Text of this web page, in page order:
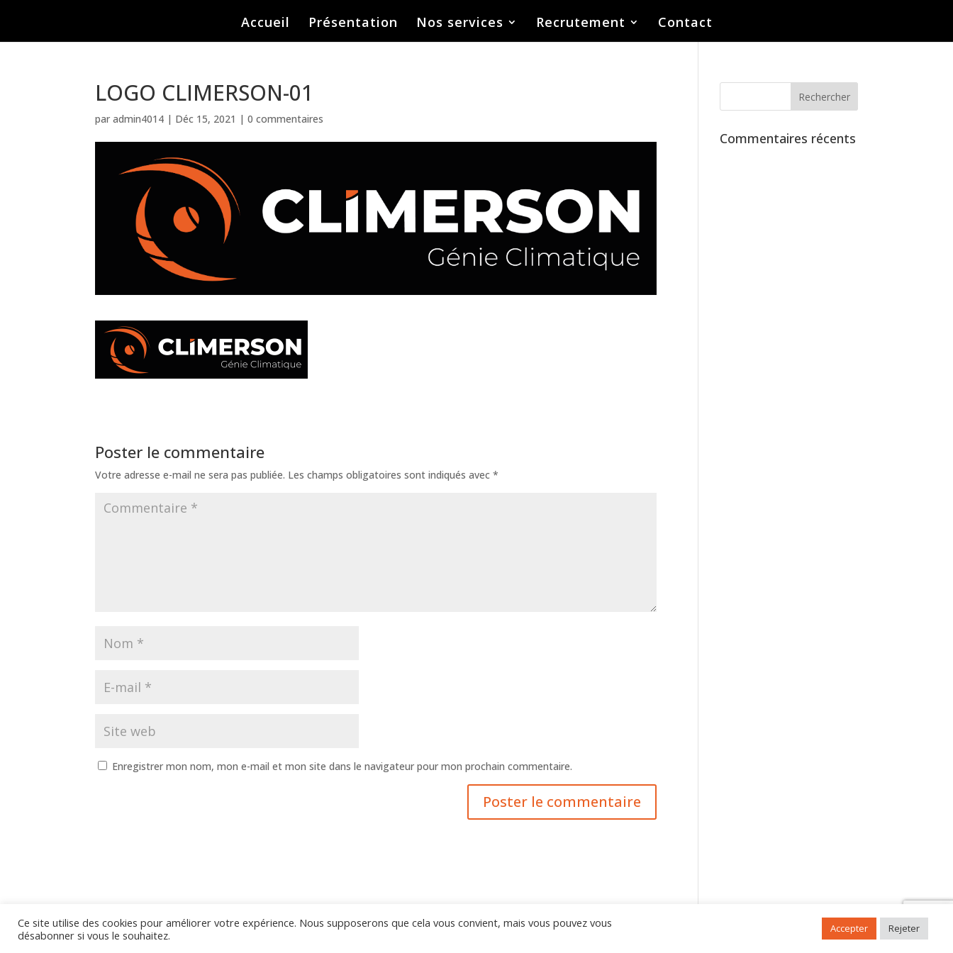
Accueil Présentation Nos services Recrutement Contact
LOGO CLIMERSON-01
paradmin4014 | Déc 15, 2021 |0 commentaires
Poster le commentaire
Votre adresse e-mail ne sera pas publiée. Les champs obligatoires sont indiqués avec*
Enregistrer mon nom, mon e-mail et mon site dans le navigateur pour mon prochain commentaire.
Commentaires récents
Site internet créé par l'Agence Web ACE 🚀 - Tous droits réservés. © Juin 2022
Ce site utilise des cookies pour améliorer votre expérience. Nous supposerons que cela vous convient, mais vous pouvez vous
désabonner si vous le souhaitez.
Accepter Rejeter